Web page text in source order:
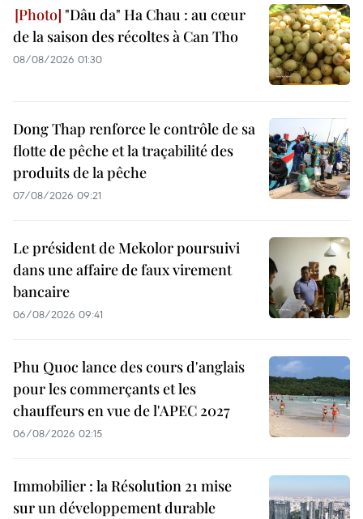
"Dâu da" Ha Chau : au cœur
de la saison des récoltes à Can Tho
08/08/2026 01:30
Dong Thap renforce le contrôle de sa
flotte de pêche et la traçabilité des
produits de la pêche
07/08/2026 09:21
Le président de Mekolor poursuivi
dans une affaire de faux virement
bancaire
06/08/2026 09:41
Phu Quoc lance des cours d'anglais
pour les commerçants et les
chauffeurs en vue de l'APEC 2027
06/08/2026 02:15
Immobilier : la Résolution 21 mise
sur un développement durable